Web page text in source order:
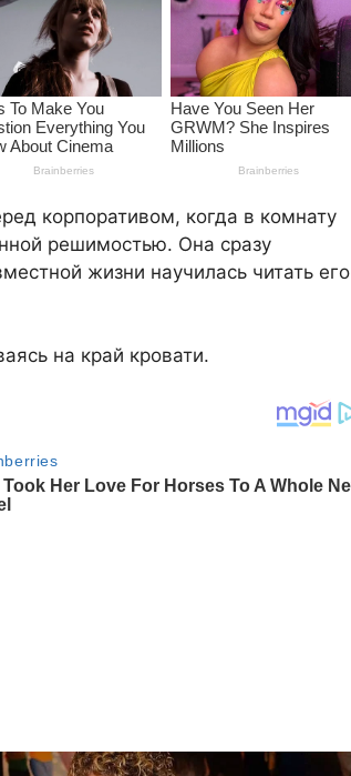
корпоративом, когда в комнату
решимостью. Она сразу
жизни научилась читать его
на край кровати.